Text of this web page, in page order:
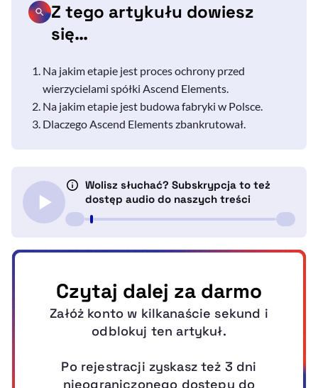
Z tego artykułu dowiesz
się…
Na jakim etapie jest proces ochrony przed
wierzycielami spółki Ascend Elements.
Na jakim etapie jest budowa fabryki w Polsce.
Dlaczego Ascend Elements zbankrutował.